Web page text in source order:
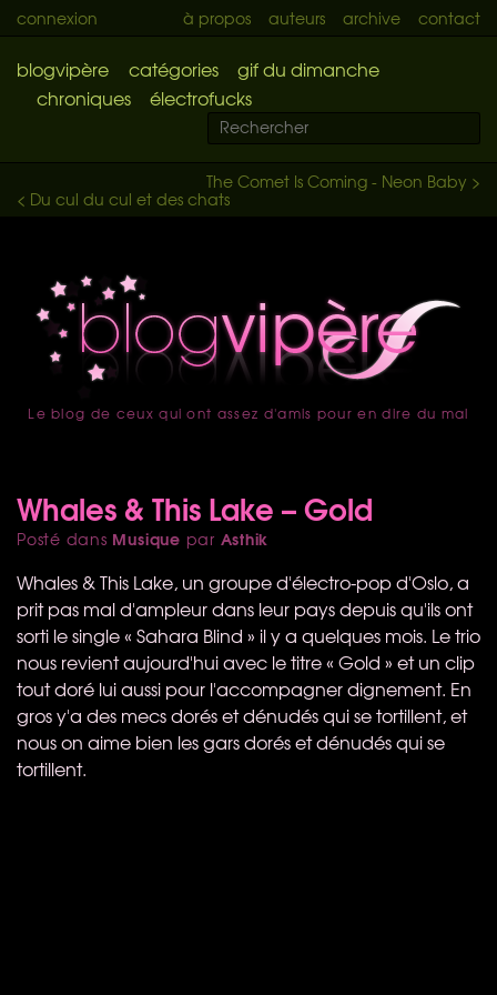
connexion à propos auteurs archive contact
blogvipère catégories
gif du dimanche
chroniques
électrofucks
The Comet Is Coming - Neon Baby >
< Du cul du cul et des chats
accueil
Le blog de ceux qui ont assez d'amis pour en dire du mal
Whales & This Lake – Gold
Posté dans Musique par Asthik
Whales & This Lake, un groupe d'électro-pop d'Oslo, a
prit pas mal d'ampleur dans leur pays depuis qu'ils ont
sorti le single « Sahara Blind » il y a quelques mois. Le trio
nous revient aujourd'hui avec le titre « Gold » et un clip
tout doré lui aussi pour l'accompagner dignement. En
gros y'a des mecs dorés et dénudés qui se tortillent, et
nous on aime bien les gars dorés et dénudés qui se
tortillent.